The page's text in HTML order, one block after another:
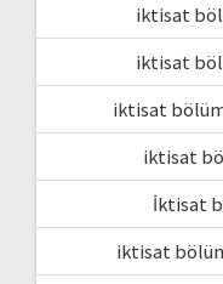
iktisat
iktisat
iktisat
iktisat
İktisat
iktisat